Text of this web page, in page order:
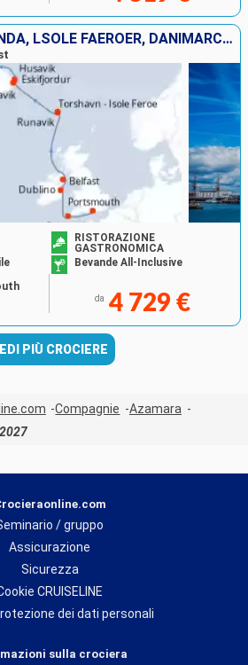
REGNO UNITO, IRLANDA, LSOLE FAERÖER, DANIMARCA, ISLANDA
RISTORAZIONE
GASTRONOMICA
Bevande All-Inclusive
da 4 729 €
PIÙ CROCIERE
Compagnie
Azamara
/ gruppo
Assicurazione
Sicurezza
CRUISELINE
dei dati personali
sulla crociera